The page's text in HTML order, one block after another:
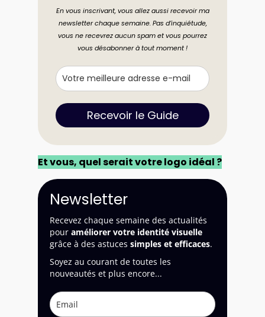
En vous inscrivant, vous allez aussi recevoir ma
newsletter chaque semaine. Pas d’inquiétude,
vous ne recevrez aucun spam et vous pourrez
vous désabonner à tout moment !
Recevoir le Guide
Et vous, quel serait votre logo idéal ?
Newsletter
Recevez chaque semaine des actualités
pour améliorer votre identité visuelle
grâce à des astuces simples et efficaces.
Soyez au courant de toutes les
nouveautés et plus encore...